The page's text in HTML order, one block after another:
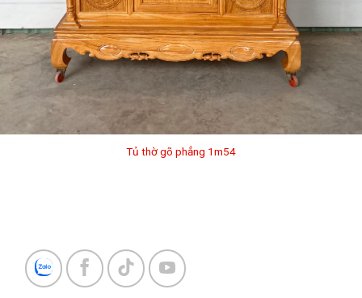
Tủ thờ gõ phẳng 1m54